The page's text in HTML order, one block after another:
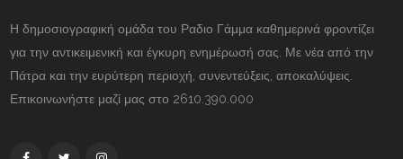
Η δημοσιογραφική ομάδα του Ραδιο Γάμμα καθημερινά φροντίζει
για την αντικειμενική και έγκυρη ενημέρωσή σας. Με νέα από την
Πάτρα και την ευρύτερη περιοχή, συνεντεύξεις, αποκαλύψεις.
Επικοινωνήστε μαζί μας στο 2610.390.000